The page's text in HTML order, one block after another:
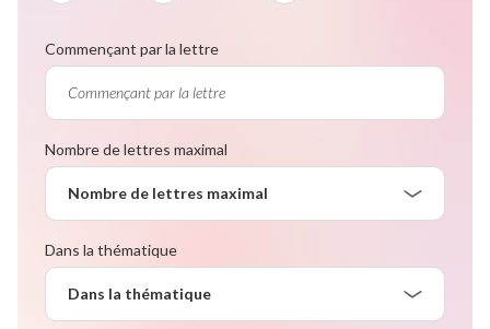
Commençant par la lettre
Nombre de lettres maximal
Nombre de lettres maximal
Dans la thématique
Dans la thématique